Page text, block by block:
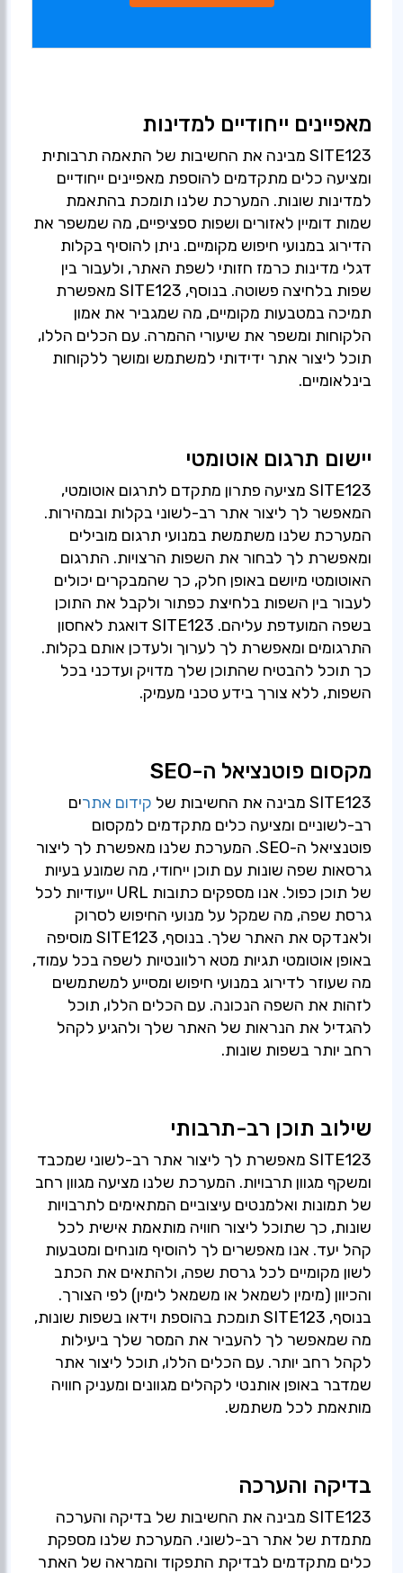
מאפיינים ייחודיים למדינות
SITE123 מבינה את החשיבות של התאמה תרבותית
ומציעה כלים מתקדמים להוספת מאפיינים ייחודיים
למדינות שונות. המערכת שלנו תומכת בהתאמת
שמות דומיין לאזורים ושפות ספציפיים, מה שמשפר את
הדירוג במנועי חיפוש מקומיים. ניתן להוסיף בקלות
דגלי מדינות כרמז חזותי לשפת האתר, ולעבור בין
שפות בלחיצה פשוטה. בנוסף, SITE123 מאפשרת
תמיכה במטבעות מקומיים, מה שמגביר את אמון
הלקוחות ומשפר את שיעורי ההמרה. עם הכלים הללו,
תוכל ליצור אתר ידידותי למשתמש ומושך ללקוחות
בינלאומיים.
יישום תרגום אוטומטי
SITE123 מציעה פתרון מתקדם לתרגום אוטומטי,
המאפשר לך ליצור אתר רב-לשוני בקלות ובמהירות.
המערכת שלנו משתמשת במנועי תרגום מובילים
ומאפשרת לך לבחור את השפות הרצויות. התרגום
האוטומטי מיושם באופן חלק, כך שהמבקרים יכולים
לעבור בין השפות בלחיצת כפתור ולקבל את התוכן
בשפה המועדפת עליהם. SITE123 דואגת לאחסון
התרגומים ומאפשרת לך לערוך ולעדכן אותם בקלות.
כך תוכל להבטיח שהתוכן שלך מדויק ועדכני בכל
השפות, ללא צורך בידע טכני מעמיק.
מקסום פוטנציאל ה-SEO
SITE123 מבינה את החשיבות של קידום אתרים
רב-לשוניים ומציעה כלים מתקדמים למקסום
פוטנציאל ה-SEO. המערכת שלנו מאפשרת לך ליצור
גרסאות שפה שונות עם תוכן ייחודי, מה שמונע בעיות
של תוכן כפול. אנו מספקים כתובות URL ייעודיות לכל
גרסת שפה, מה שמקל על מנועי החיפוש לסרוק
ולאנדקס את האתר שלך. בנוסף, SITE123 מוסיפה
באופן אוטומטי תגיות מטא רלוונטיות לשפה בכל עמוד,
מה שעוזר לדירוג במנועי חיפוש ומסייע למשתמשים
לזהות את השפה הנכונה. עם הכלים הללו, תוכל
להגדיל את הנראות של האתר שלך ולהגיע לקהל
רחב יותר בשפות שונות.
שילוב תוכן רב-תרבותי
SITE123 מאפשרת לך ליצור אתר רב-לשוני שמכבד
ומשקף מגוון תרבויות. המערכת שלנו מציעה מגוון רחב
של תמונות ואלמנטים עיצוביים המתאימים לתרבויות
שונות, כך שתוכל ליצור חוויה מותאמת אישית לכל
קהל יעד. אנו מאפשרים לך להוסיף מונחים ומטבעות
לשון מקומיים לכל גרסת שפה, ולהתאים את הכתב
והכיוון (מימין לשמאל או משמאל לימין) לפי הצורך.
בנוסף, SITE123 תומכת בהוספת וידאו בשפות שונות,
מה שמאפשר לך להעביר את המסר שלך ביעילות
לקהל רחב יותר. עם הכלים הללו, תוכל ליצור אתר
שמדבר באופן אותנטי לקהלים מגוונים ומעניק חוויה
מותאמת לכל משתמש.
בדיקה והערכה
SITE123 מבינה את החשיבות של בדיקה והערכה
מתמדת של אתר רב-לשוני. המערכת שלנו מספקת
כלים מתקדמים לבדיקת התפקוד והמראה של האתר